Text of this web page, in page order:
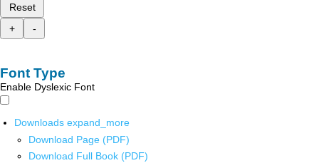
Reset
+
-
Font Type
Enable Dyslexic Font
Downloads expand_more
Download Page (PDF)
Download Full Book (PDF)